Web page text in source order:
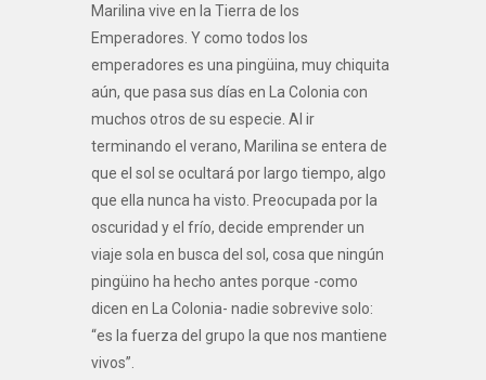
Marilina vive en la Tierra de los
Emperadores. Y como todos los
emperadores es una pingüina, muy chiquita
aún, que pasa sus días en La Colonia con
muchos otros de su especie. Al ir
terminando el verano, Marilina se entera de
que el sol se ocultará por largo tiempo, algo
que ella nunca ha visto. Preocupada por la
oscuridad y el frío, decide emprender un
viaje sola en busca del sol, cosa que ningún
pingüino ha hecho antes porque -como
dicen en La Colonia- nadie sobrevive solo:
“es la fuerza del grupo la que nos mantiene
vivos”.